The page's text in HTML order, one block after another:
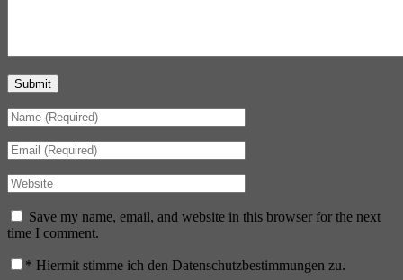
Submit
Save my name, email, and website in this browser for the next
time I comment.
* Hiermit stimme ich den Datenschutzbestimmungen zu.